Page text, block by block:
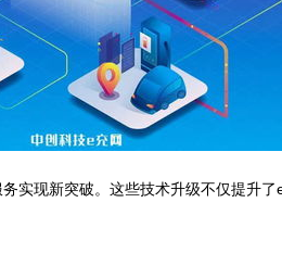
实现新突破。这些技术升级不仅提升